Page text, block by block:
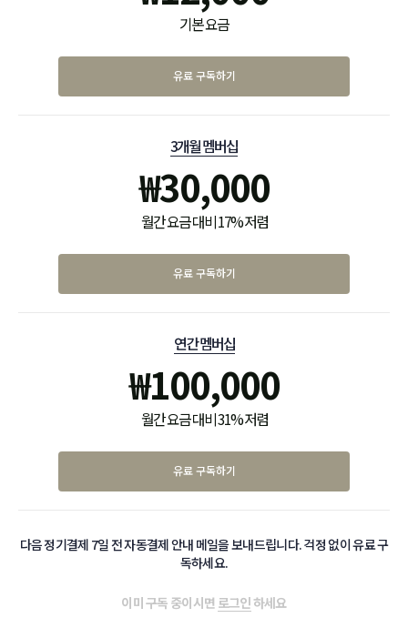
기본 요금
유료 구독하기
3개월 멤버십
₩30,000
월간 요금 대비 17% 저렴
유료 구독하기
연간 멤버십
₩100,000
월간 요금 대비 31% 저렴
유료 구독하기
다음 정기결제 7일 전 자동결제 안내 메일을 보내드립니다. 걱정 없이 유료 구
독하세요.
이미 구독 중이시면 로그인하세요